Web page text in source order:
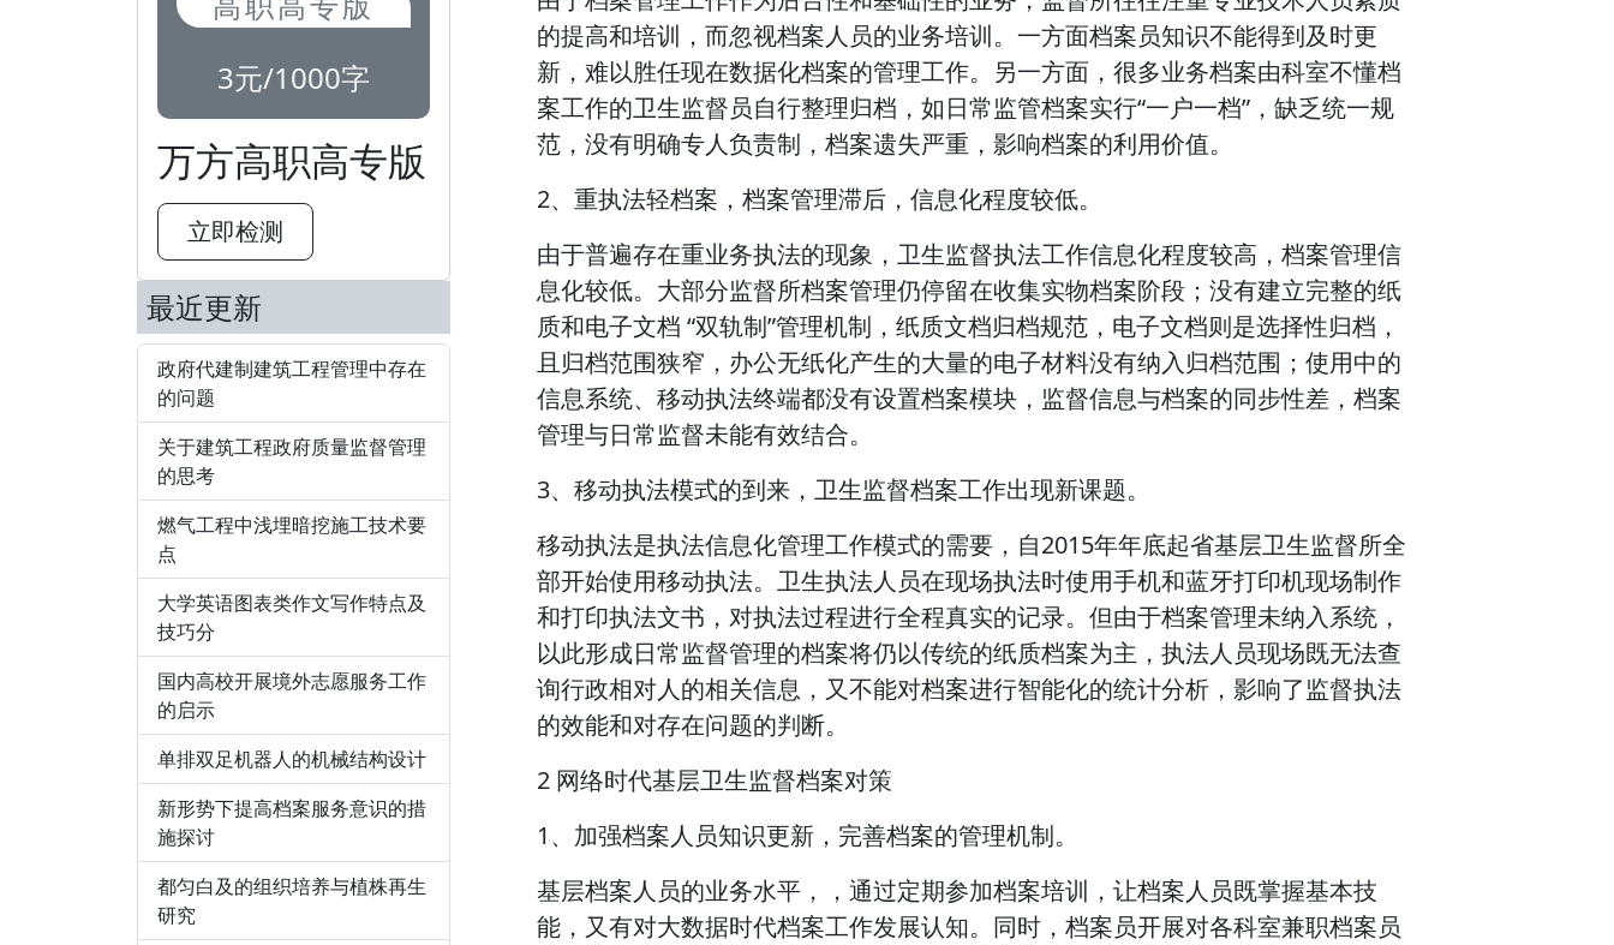
3元/1000字
万方高职高专版
立即检测
最近更新
政府代建制建筑工程管理中存在
的问题
关于建筑工程政府质量监督管理
的思考
燃气工程中浅埋暗挖施工技术要
点
大学英语图表类作文写作特点及
技巧分
国内高校开展境外志愿服务工作
的启示
单排双足机器人的机械结构设计
新形势下提高档案服务意识的措
施探讨
都匀白及的组织培养与植株再生
研究
的提高和培训，而忽视档案人员的业务培训。一方面档案员知识不能得到及时更
新，难以胜任现在数据化档案的管理工作。另一方面，很多业务档案由科室不懂档
案工作的卫生监督员自行整理归档，如日常监管档案实行“一户一档”，缺乏统一规
范，没有明确专人负责制，档案遗失严重，影响档案的利用价值。
2、重执法轻档案，档案管理滞后，信息化程度较低。
由于普遍存在重业务执法的现象，卫生监督执法工作信息化程度较高，档案管理信
息化较低。大部分监督所档案管理仍停留在收集实物档案阶段；没有建立完整的纸
质和电子文档 “双轨制”管理机制，纸质文档归档规范，电子文档则是选择性归档，
且归档范围狭窄，办公无纸化产生的大量的电子材料没有纳入归档范围；使用中的
信息系统、移动执法终端都没有设置档案模块，监督信息与档案的同步性差，档案
管理与日常监督未能有效结合。
3、移动执法模式的到来，卫生监督档案工作出现新课题。
移动执法是执法信息化管理工作模式的需要，自2015年年底起省基层卫生监督所全
部开始使用移动执法。卫生执法人员在现场执法时使用手机和蓝牙打印机现场制作
和打印执法文书，对执法过程进行全程真实的记录。但由于档案管理未纳入系统，
以此形成日常监督管理的档案将仍以传统的纸质档案为主，执法人员现场既无法查
询行政相对人的相关信息，又不能对档案进行智能化的统计分析，影响了监督执法
的效能和对存在问题的判断。
2 网络时代基层卫生监督档案对策
1、加强档案人员知识更新，完善档案的管理机制。
基层档案人员的业务水平，，通过定期参加档案培训，让档案人员既掌握基本技
能，又有对大数据时代档案工作发展认知。同时，档案员开展对各科室兼职档案员